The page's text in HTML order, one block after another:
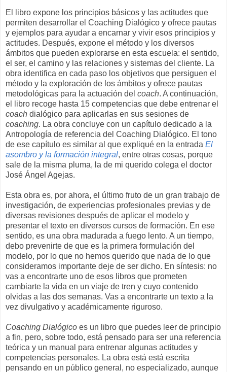
El libro expone los principios básicos y las actitudes que
permiten desarrollar el Coaching Dialógico y ofrece pautas
y ejemplos para ayudar a encarnar y vivir esos principios y
actitudes. Después, expone el método y los diversos
ámbitos que pueden explorarse en esta escuela: el sentido,
el ser, el camino y las relaciones y sistemas del cliente. La
obra identifica en cada paso los objetivos que persiguen el
método y la exploración de los ámbitos y ofrece pautas
metodológicas para la actuación del coach. A continuación,
el libro recoge hasta 15 competencias que debe entrenar el
coach dialógico para aplicarlas en sus sesiones de
coaching. La obra concluye con un capítulo dedicado a la
Antropología de referencia del Coaching Dialógico. El tono
de ese capítulo es similar al que expliqué en la entrada El
asombro y la formación integral, entre otras cosas, porque
sale de la misma pluma, la de mi querido colega el doctor
José Ángel Agejas.
Esta obra es, por ahora, el último fruto de un gran trabajo de
investigación, de experiencias profesionales previas y de
diversas revisiones después de aplicar el modelo y
presentar el texto en diversos cursos de formación. En ese
sentido, es una obra madurada a fuego lento. A un tiempo,
debo prevenirte de que es la primera formulación del
modelo, por lo que no hemos querido que nada de lo que
consideramos importante deje de ser dicho. En síntesis: no
vas a encontrarte uno de esos libros que prometen
cambiarte la vida en un viaje de tren y cuyo contenido
olvidas a las dos semanas. Vas a encontrarte un texto a la
vez divulgativo y académicamente riguroso.
Coaching Dialógico es un libro que puedes leer de principio
a fin, pero, sobre todo, está pensado para ser una referencia
teórica y un manual para entrenar algunas actitudes y
competencias personales. La obra está está escrita
pensando en un público general, no especializado, aunque